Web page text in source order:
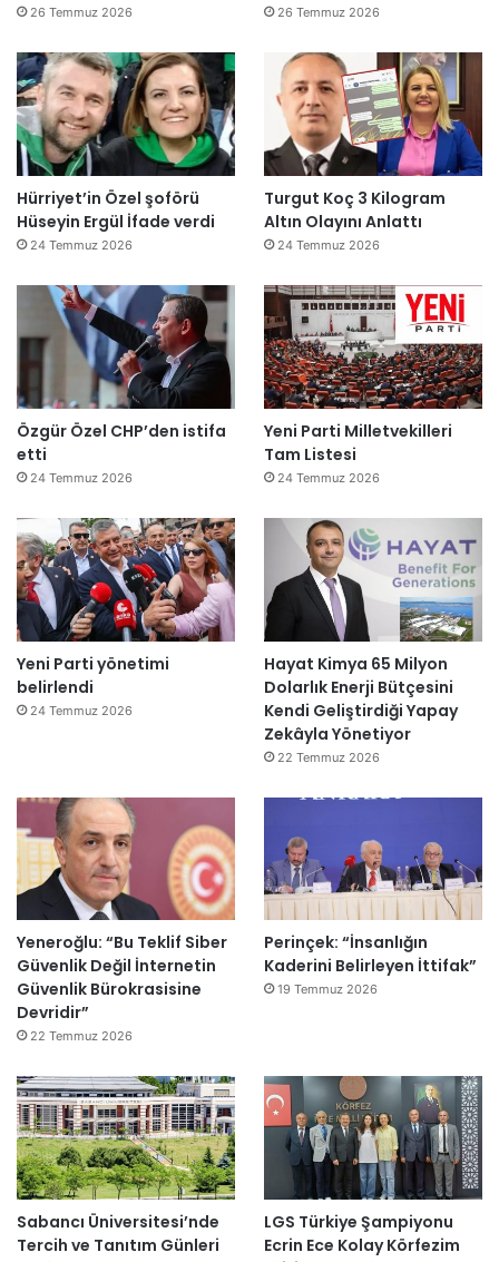
26 Temmuz 2026 26 Temmuz 2026
Hürriyet’in Özel şoförü
Hüseyin Ergül İfade verdi
24 Temmuz 2026
Turgut Koç 3 Kilogram
Altın Olayını Anlattı
24 Temmuz 2026
Özgür Özel CHP’den istifa
etti
24 Temmuz 2026
Yeni Parti Milletvekilleri
Tam Listesi
24 Temmuz 2026
Yeni Parti yönetimi
belirlendi
24 Temmuz 2026
Hayat Kimya 65 Milyon
Dolarlık Enerji Bütçesini
Kendi Geliştirdiği Yapay
Zekâyla Yönetiyor
22 Temmuz 2026
Yeneroğlu: “Bu Teklif Siber
Güvenlik Değil İnternetin
Güvenlik Bürokrasisine
Devridir”
22 Temmuz 2026
Perinçek: “İnsanlığın
Kaderini Belirleyen İttifak”
19 Temmuz 2026
Sabancı Üniversitesi’nde
Tercih ve Tanıtım Günleri
LGS Türkiye Şampiyonu
Ecrin Ece Kolay Körfezim